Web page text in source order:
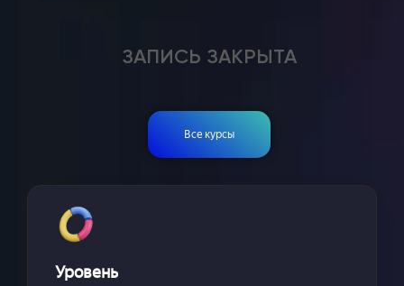
ЗАПИСЬ ЗАКРЫТА
Все курсы
Уровень